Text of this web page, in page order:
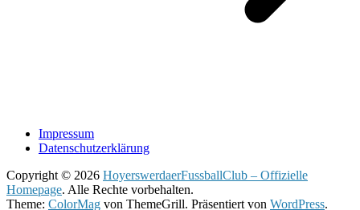
Impressum
Datenschutzerklärung
Copyright © 2026 HoyerswerdaerFussballClub – Offizielle
Homepage. Alle Rechte vorbehalten.
Theme: ColorMag von ThemeGrill. Präsentiert von WordPress.